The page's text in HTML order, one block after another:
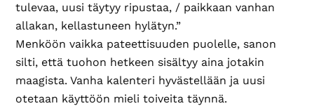
tulevaa, uusi täytyy ripustaa, / paikkaan vanhan
allakan, kellastuneen hylätyn.”
Menköön vaikka pateettisuuden puolelle, sanon
silti, että tuohon hetkeen sisältyy aina jotakin
maagista. Vanha kalenteri hyvästellään ja uusi
otetaan käyttöön mieli toiveita täynnä.